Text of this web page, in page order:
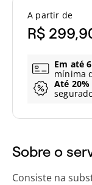
A partir de
R$
Em até
mínima
Até
Sobre o
Consiste na